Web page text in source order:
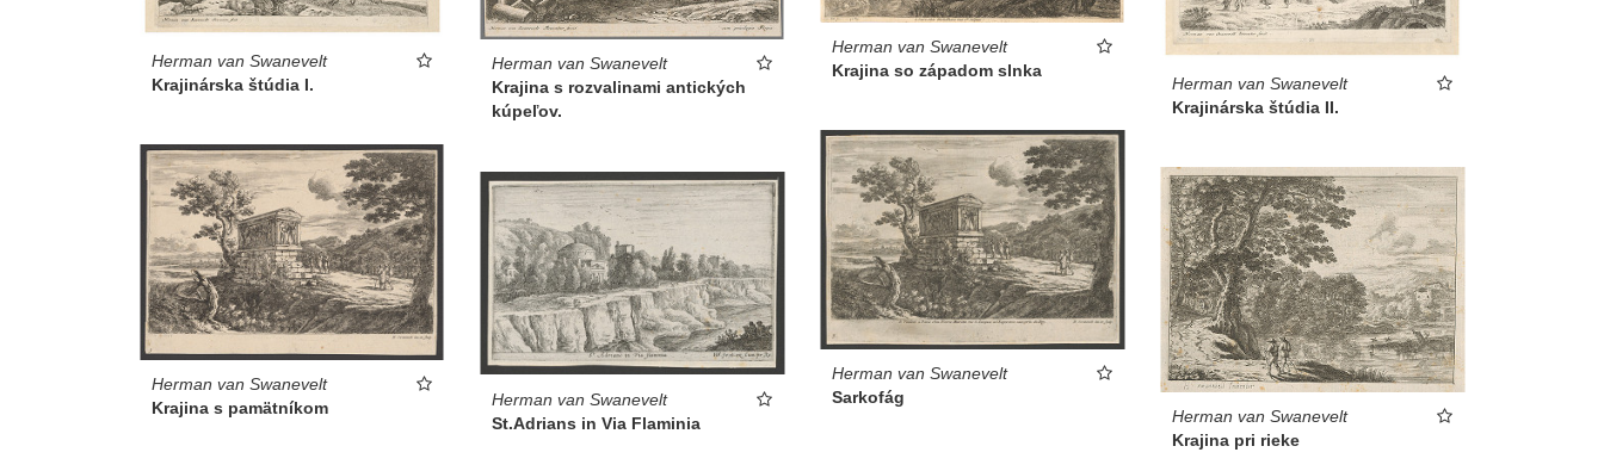
Herman van Swanevelt
Krajina so západom slnka
Herman van Swanevelt
Krajinárska štúdia I.
Herman van Swanevelt
Krajinárska štúdia II.
Herman van Swanevelt
Krajina s rozvalinami antických
kúpeľov.
Herman van Swanevelt
Sarkofág
Herman van Swanevelt
Krajina s pamätníkom
Herman van Swanevelt
Krajina pri rieke
Herman van Swanevelt
St.Adrians in Via Flaminia